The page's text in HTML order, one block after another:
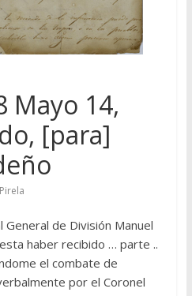
Mayo 14,
[para]
General de División Manuel
haber recibido … parte ..
el combate de
por el Coronel